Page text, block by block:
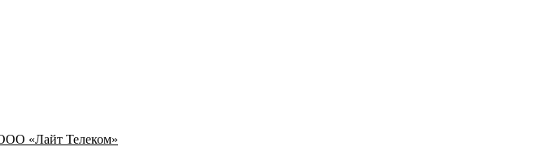
«Лайт Телеком»